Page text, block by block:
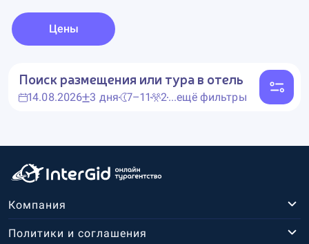
Цены
Поиск размещения или тура в отель
14.08.2026 3 дня 7–11 2...ещё фильтры
Компания
Политики и соглашения